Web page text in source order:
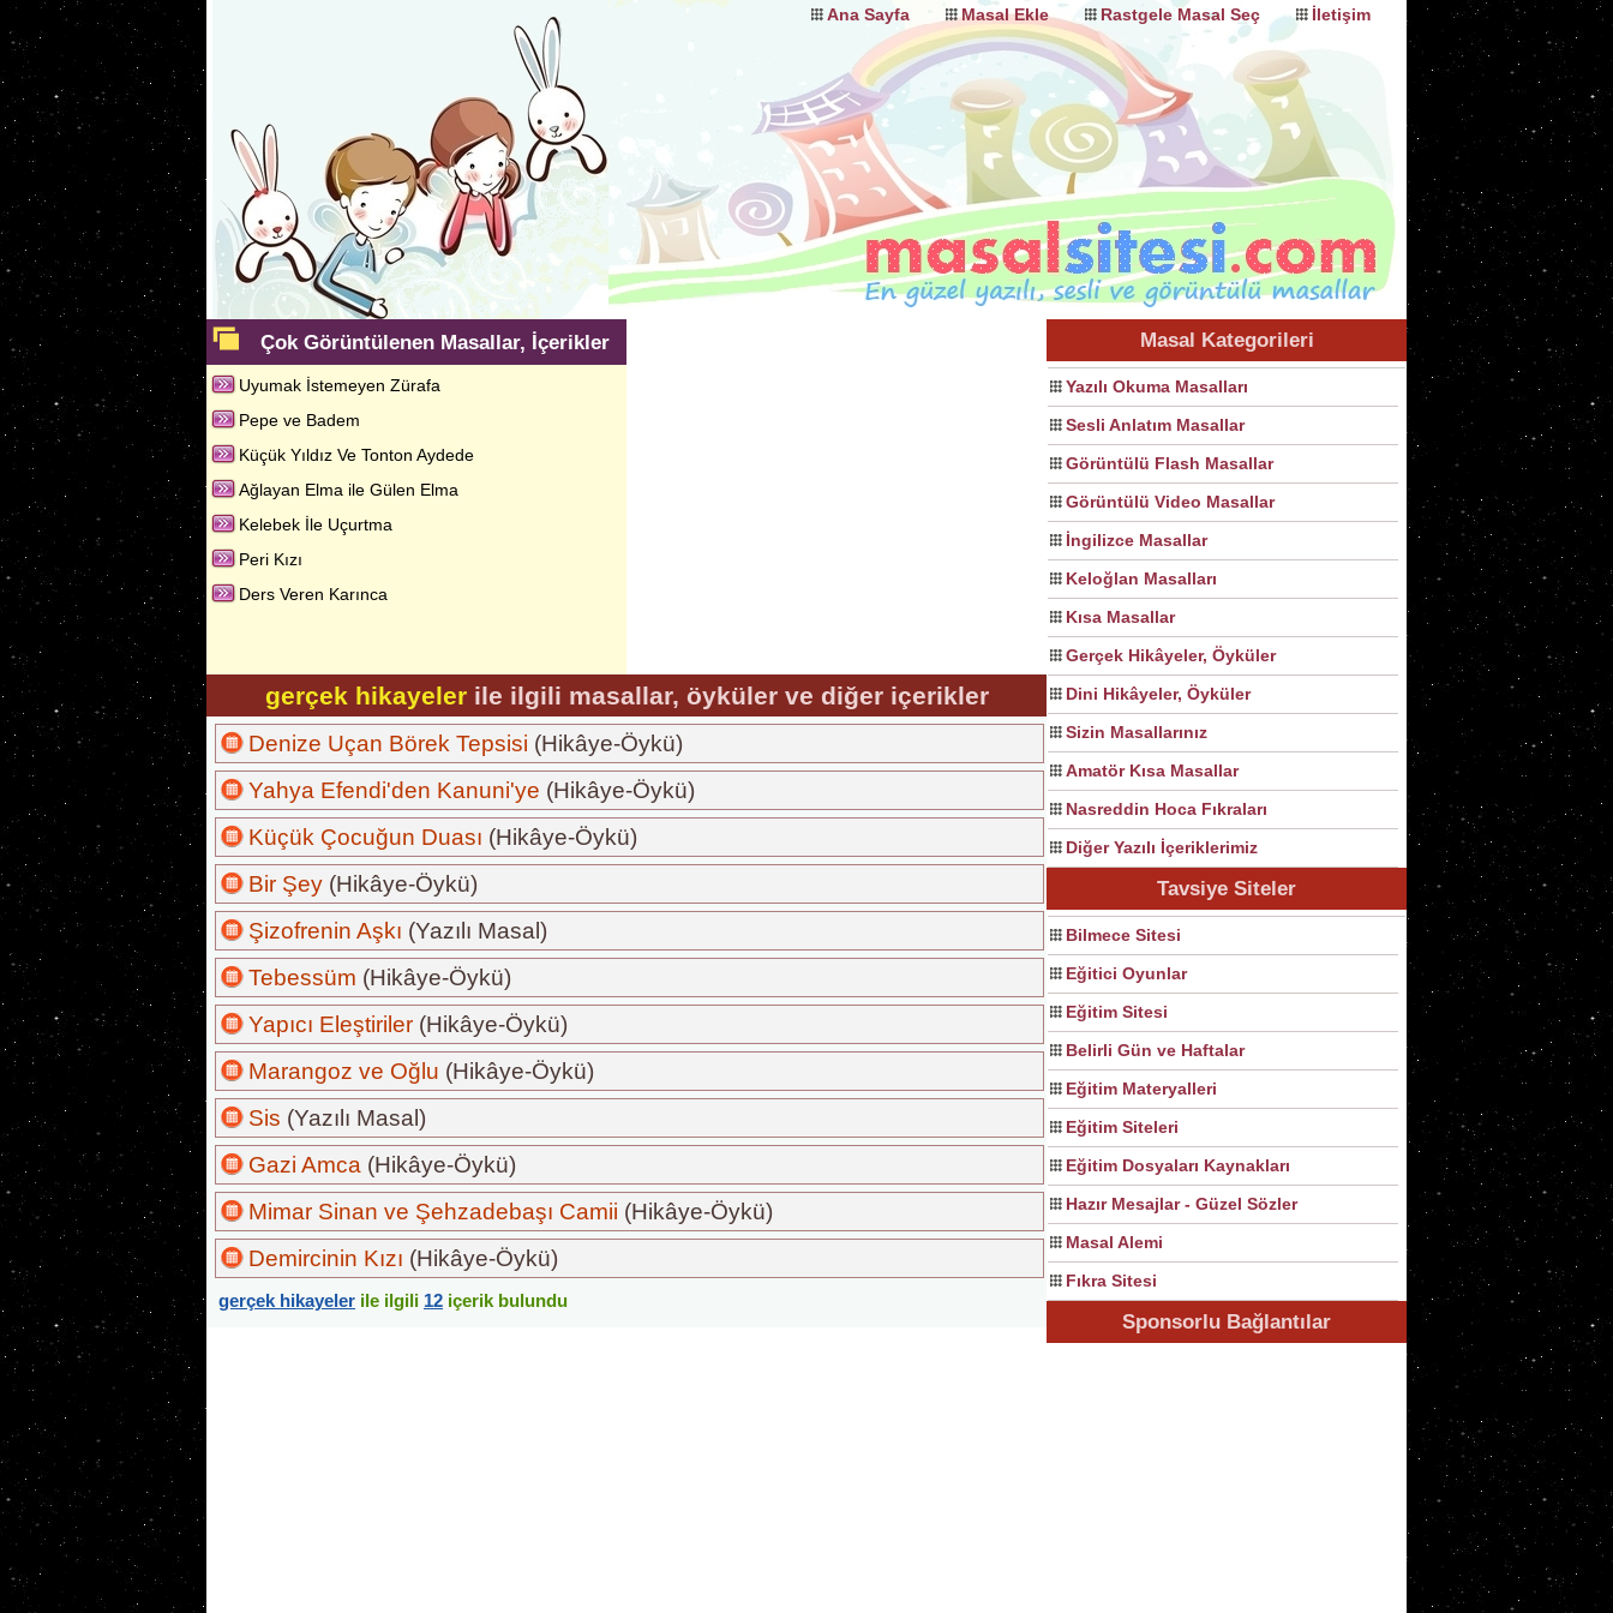
Ana Sayfa Masal Ekle Rastgele Masal Seç İletişim
Masal Kategorileri
Yazılı Okuma Masalları
Sesli Anlatım Masallar
Görüntülü Flash Masallar
Görüntülü Video Masallar
İngilizce Masallar
Keloğlan Masalları
Kısa Masallar
Gerçek Hikâyeler, Öyküler
Dini Hikâyeler, Öyküler
Sizin Masallarınız
Amatör Kısa Masallar
Nasreddin Hoca Fıkraları
Diğer Yazılı İçeriklerimiz
Tavsiye Siteler
Bilmece Sitesi
Eğitici Oyunlar
Eğitim Sitesi
Belirli Gün ve Haftalar
Eğitim Materyalleri
Eğitim Siteleri
Eğitim Dosyaları Kaynakları
Hazır Mesajlar - Güzel Sözler
Masal Alemi
Fıkra Sitesi
Sponsorlu Bağlantılar
Çok Görüntülenen Masallar, İçerikler
Uyumak İstemeyen Zürafa
Pepe ve Badem
Küçük Yıldız Ve Tonton Aydede
Ağlayan Elma ile Gülen Elma
Kelebek İle Uçurtma
Peri Kızı
Ders Veren Karınca
gerçek hikayelerile ilgili masallar, öyküler ve diğer içerikler
Denize Uçan Börek Tepsisi (Hikâye-Öykü)
Yahya Efendi'den Kanuni'ye (Hikâye-Öykü)
Küçük Çocuğun Duası (Hikâye-Öykü)
Bir Şey (Hikâye-Öykü)
Şizofrenin Aşkı (Yazılı Masal)
Tebessüm (Hikâye-Öykü)
Yapıcı Eleştiriler (Hikâye-Öykü)
Marangoz ve Oğlu (Hikâye-Öykü)
Sis (Yazılı Masal)
Gazi Amca (Hikâye-Öykü)
Mimar Sinan ve Şehzadebaşı Camii (Hikâye-Öykü)
Demircinin Kızı (Hikâye-Öykü)
gerçek hikayeler ile ilgili 12 içerik bulundu